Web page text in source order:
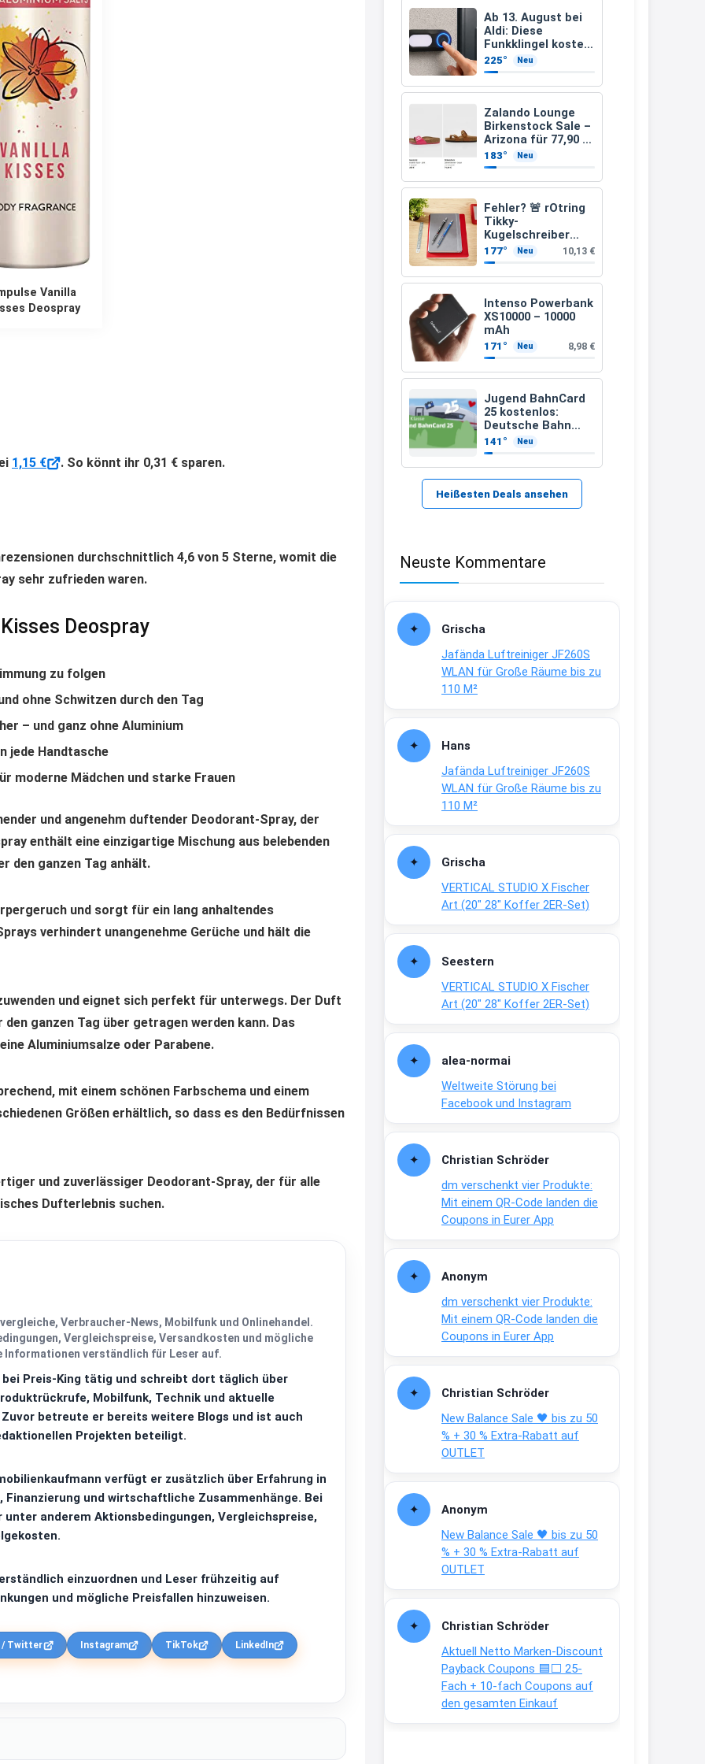
Vanilla
Deospray
1,15 € . So könnt ihr 0,31 € sparen.
durchschnittlich 4,6 von 5 Sterne, womit die
sehr zufrieden waren.
Deospray
zu folgen
ohne Schwitzen durch den Tag
– und ganz ohne Aluminium
jede Handtasche
moderne Mädchen und starke Frauen
und angenehm duftender Deodorant-Spray, der
enthält eine einzigartige Mischung aus belebenden
den ganzen Tag anhält.
und sorgt für ein lang anhaltendes
verhindert unangenehme Gerüche und hält die
und eignet sich perfekt für unterwegs. Der Duft
ganzen Tag über getragen werden kann. Das
Aluminiumsalze oder Parabene.
mit einem schönen Farbschema und einem
Größen erhältlich, so dass es den Bedürfnissen
und zuverlässiger Deodorant-Spray, der für alle
Dufterlebnis suchen.
Verbraucher-News, Mobilfunk und Onlinehandel.
Vergleichspreise, Versandkosten und mögliche
verständlich für Leser auf.
Preis-King tätig und schreibt dort täglich über
Mobilfunk, Technik und aktuelle
betreute er bereits weitere Blogs und ist auch
Projekten beteiligt.
verfügt er zusätzlich über Erfahrung in
Finanzierung und wirtschaftliche Zusammenhänge. Bei
anderem Aktionsbedingungen, Vergleichspreise,
einzuordnen und Leser frühzeitig auf
und mögliche Preisfallen hinzuweisen.
/ Twitter Instagram TikTok LinkedIn
Ab 13. August bei
Aldi: Diese
Funkklingel kostet
nur 3,49 Euro
225° Neu
Zalando Lounge
Birkenstock Sale –
Arizona für 77,90 €
statt 120 €
183° Neu
Fehler? 🚨 rOtring
Tikky-
Kugelschreiber
blaue Tinte
mittlere Spitze
blau (1,0 mm – 12
Stück)
177° Neu 10,13 €
Intenso Powerbank
XS10000 – 10000
mAh
171° Neu 8,98 €
Jugend BahnCard
25 kostenlos:
Deutsche Bahn
verschenkt
BahnCard an
Kinder und
Jugendliche
141° Neu
Heißesten Deals ansehen
Neuste Kommentare
Grischa
Jafända Luftreiniger JF260S
WLAN für Große Räume bis zu
110 M²
Hans
Jafända Luftreiniger JF260S
WLAN für Große Räume bis zu
110 M²
Grischa
VERTICAL STUDIO X Fischer
Art (20″ 28″ Koffer 2ER-Set)
Seestern
VERTICAL STUDIO X Fischer
Art (20″ 28″ Koffer 2ER-Set)
alea-normai
Weltweite Störung bei
Facebook und Instagram
Christian Schröder
dm verschenkt vier Produkte:
Mit einem QR-Code landen die
Coupons in Eurer App
Anonym
dm verschenkt vier Produkte:
Mit einem QR-Code landen die
Coupons in Eurer App
Christian Schröder
New Balance Sale 🖤 bis zu 50
% + 30 % Extra-Rabatt auf
OUTLET
Anonym
New Balance Sale 🖤 bis zu 50
% + 30 % Extra-Rabatt auf
OUTLET
Christian Schröder
Aktuell Netto Marken-Discount
Payback Coupons 🟦⬜ 25-
Fach + 10-fach Coupons auf
den gesamten Einkauf
müsste schon stornieren und
nochmal bestellen, da man
Rabattcodes oder auch
Geschenkgutscheine im
Warenkorb oder an der Kasse
VOR dem Kauf einlösen kann.
17:06
↩
Och siche den Gutschein
fürmeggelebaguetts
Kerstin
Meggle bagett Gutschein code
21:37
Kerstin
Bei EDEKA
↩
29.07www.haribo.com/de-
↩
Joachim
Ab diesem Jahr gibt es keine
Fielmann-Blinkis mehr / wurde
www.fielmann-
group.com/blinkis...
13:44
dich zu sehen, alles gut?
15:01
An 01.08. / Sensodyne Rabatt 3€
/ max. 15.000www.erlebe-
↩
www.meineapotheke.de/
2:19
↩
Joachim
www.linda.de/vorteile/coupons/...
2:21
↩
Gratis Hitzewarn-Aufkleber /
verfärbt sich ab 28 Grad /siehe
Text weiter unten
shop.bioeg.de/aufkleber-
achtun...
↩
Joachim
Gratis personalisierte 7-Tage
Ration Micronährstoffe/ Vitamine
↩
Joachim